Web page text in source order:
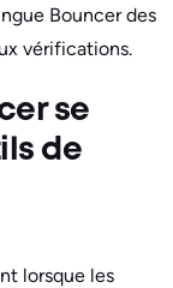
Bouncer des
vérifications.
se
de
lorsque les